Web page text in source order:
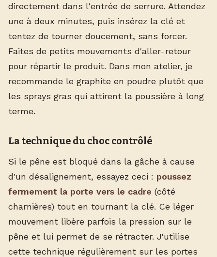
directement dans l'entrée de serrure. Attendez
une à deux minutes, puis insérez la clé et
tentez de tourner doucement, sans forcer.
Faites de petits mouvements d'aller-retour
pour répartir le produit. Dans mon atelier, je
recommande le graphite en poudre plutôt que
les sprays gras qui attirent la poussière à long
terme.
La technique du choc contrôlé
Si le pêne est bloqué dans la gâche à cause
d'un désalignement, essayez ceci : poussez
fermement la porte vers le cadre (côté
charnières) tout en tournant la clé. Ce léger
mouvement libère parfois la pression sur le
pêne et lui permet de se rétracter. J'utilise
cette technique régulièrement sur les portes